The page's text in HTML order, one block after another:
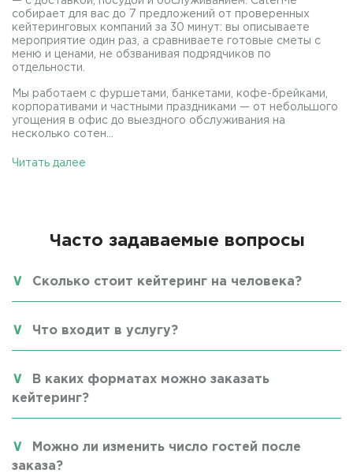
собирает для вас до 7 предложений от проверенных
кейтеринговых компаний за 30 минут: вы описываете
мероприятие один раз, а сравниваете готовые сметы с
меню и ценами, не обзванивая подрядчиков по
отдельности.
Мы работаем с фуршетами, банкетами, кофе-брейками,
корпоративами и частными праздниками — от небольшого
угощения в офис до выездного обслуживания на
несколько сотен...
Читать далее
Часто задаваемые вопросы
Сколько стоит кейтеринг на человека?
Что входит в услугу?
В каких форматах можно заказать
кейтеринг?
Можно ли изменить число гостей после
заказа?